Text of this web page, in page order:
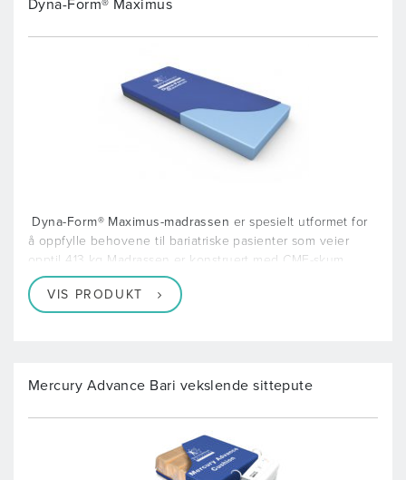
Dyna-Form® Maximus
Dyna-Form® Maximus-madrassen er spesielt utformet for
å oppfylle behovene til bariatriske pasienter som veier
opptil 413 kg Madrassen er konstruert med CME-skum
VIS PRODUKT
Mercury Advance Bari vekslende sittepute